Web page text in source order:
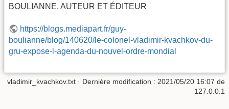
BOULIANNE, AUTEUR ET ÉDITEUR
https://blogs.mediapart.fr/guy-
boulianne/blog/140620/le-colonel-vladimir-kvachkov-du-
gru-expose-l-agenda-du-nouvel-ordre-mondial
vladimir_kvachkov.txt · Dernière modification : 2021/05/20 16:07 de
127.0.0.1